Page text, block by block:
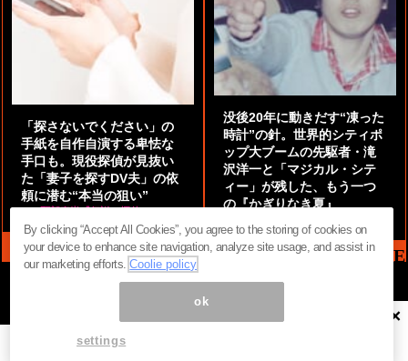
「探さないでください」の
手紙を自作自演する卑怯な
手口も。現役探偵が見抜い
た「妻子を探すDV夫」の依
頼に潜む“本当の狙い”
by 阿部泰尚『伝説の探偵』
没後20年に動きだす“凍った
時計”の針。世界的シティポ
ップ大ブームの先駆者・滝
沢洋一と「マジカル・シテ
ィー」が残した、もう一つ
の『かぎりなき夏』
MAG2 NEWS HEADLINE
ページ内の商標は全て商標権者に属します。無断転載を禁じます。 ©
まぐまぐ！
×
By clicking “Accept All Cookies”, you agree to the storing of cookies on
your device to enhance site navigation, analyze site usage, and assist in
our marketing efforts.Coolie policy
ok
settings